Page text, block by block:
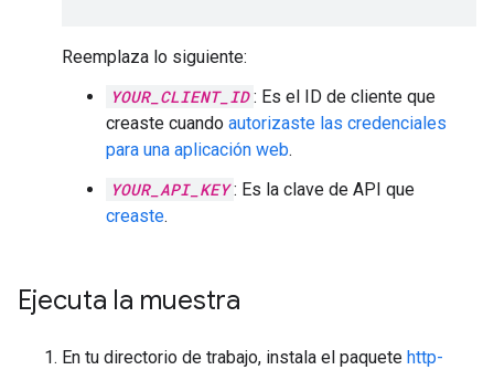
Reemplaza lo siguiente:
YOUR_CLIENT_ID : Es el ID de cliente que
creaste cuando autorizaste las credenciales
para una aplicación web.
YOUR_API_KEY : Es la clave de API que
creaste.
Ejecuta la muestra
En tu directorio de trabajo, instala el paquete http-